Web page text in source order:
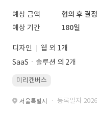
예상 금액
협의 후 결정
예상 기간
180일
디자인
웹 외 1개
SaaSㆍ솔루션 외 2개
미리캔버스
서울특별시 · 등록일자